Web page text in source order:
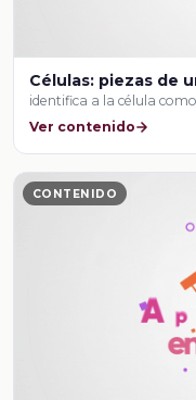
Células: piezas de
identifica a la célula
Ver contenido
CONTENIDO